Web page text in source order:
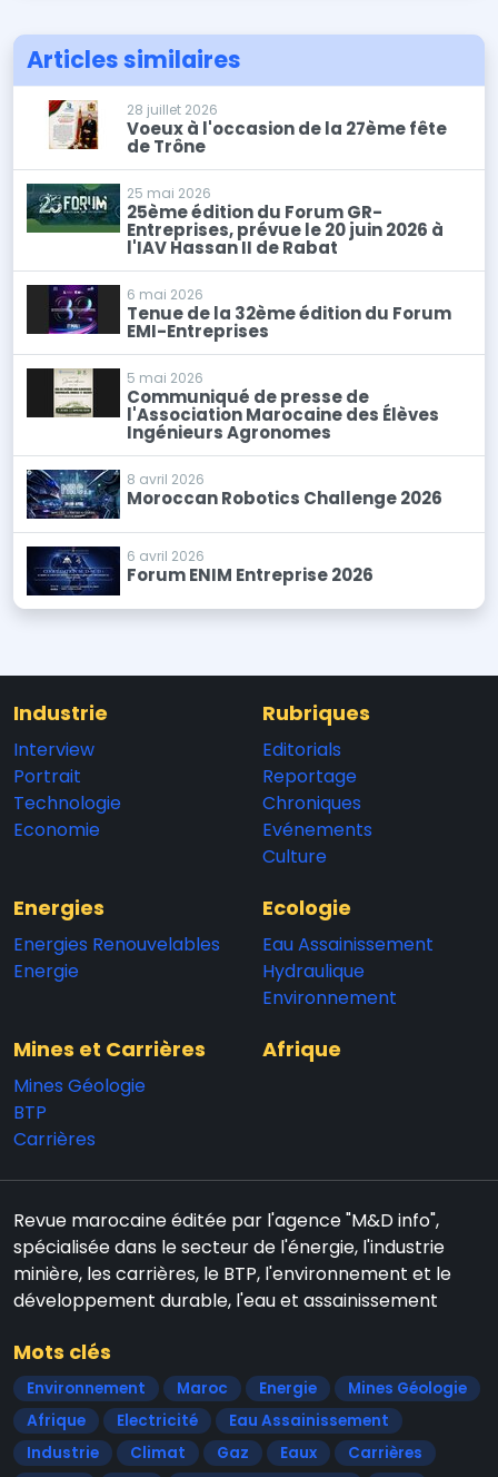
Articles similaires
28 juillet 2026
Voeux à l'occasion de la 27ème fête
de Trône
25 mai 2026
25ème édition du Forum GR-
Entreprises, prévue le 20 juin 2026 à
l'IAV Hassan II de Rabat
6 mai 2026
Tenue de la 32ème édition du Forum
EMI-Entreprises
5 mai 2026
Communiqué de presse de
l'Association Marocaine des Élèves
Ingénieurs Agronomes
8 avril 2026
Moroccan Robotics Challenge 2026
6 avril 2026
Forum ENIM Entreprise 2026
Industrie
Interview
Portrait
Technologie
Economie
Rubriques
Editorials
Reportage
Chroniques
Evénements
Culture
Energies
Energies Renouvelables
Energie
Ecologie
Eau Assainissement
Hydraulique
Environnement
Mines et Carrières
Mines Géologie
BTP
Carrières
Afrique
Revue marocaine éditée par l'agence "M&D info",
spécialisée dans le secteur de l'énergie, l'industrie
minière, les carrières, le BTP, l'environnement et le
développement durable, l'eau et assainissement
Mots clés
Environnement Maroc Energie
Mines Géologie
Afrique
Electricité
Eau Assainissement
Industrie
Climat Gaz Eaux
Carrières